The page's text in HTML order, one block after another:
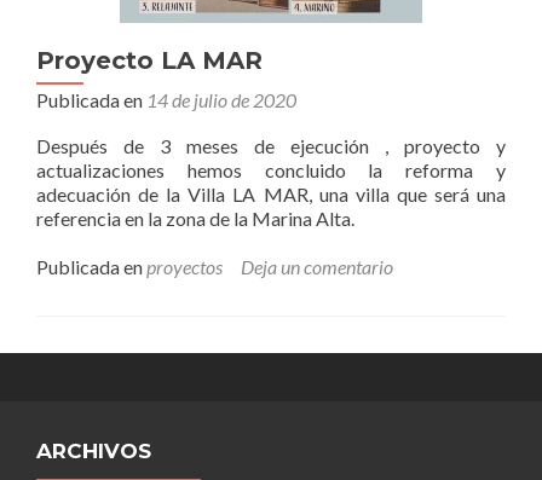
Proyecto LA MAR
Publicada en 14 de julio de 2020
Después de 3 meses de ejecución , proyecto y
actualizaciones hemos concluido la reforma y
adecuación de la Villa LA MAR, una villa que será una
referencia en la zona de la Marina Alta.
Publicada enproyectos Deja un comentario
ARCHIVOS